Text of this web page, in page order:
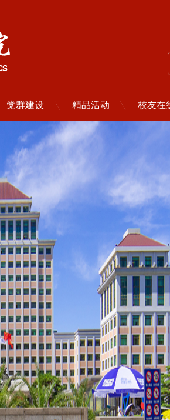
党群建设 精品活动 校友在